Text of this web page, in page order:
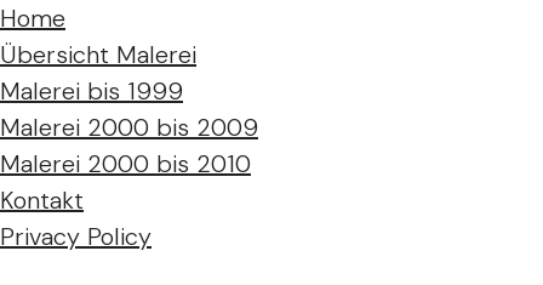
Home
Übersicht Malerei
Malerei bis 1999
Malerei 2000 bis 2009
Malerei 2000 bis 2010
Kontakt
Privacy Policy